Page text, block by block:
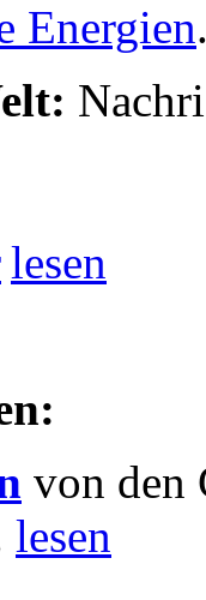
Energien
lesen
von den
lesen